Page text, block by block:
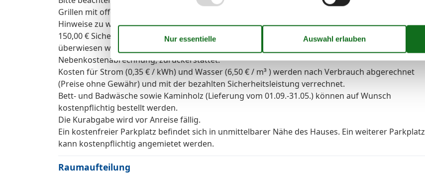
Grillen mit offenem Feuer nicht gestattet.
Hinweise zu weiteren Kosten und Gebühren:
150,00 € Sicherheitsleistung (über Silvester 200,- €) wird im Voraus fällig und muss mit der Miete
überwiesen werden. Die Sicherheitsleistung wird nach Abreise, abzüglich der
Nebenkostenabrechnung, zurückerstattet.
Kosten für Strom (0,35 € / kWh) und Wasser (6,50 € / m³ ) werden nach Verbrauch abgerechnet
(Preise ohne Gewähr) und mit der bezahlten Sicherheitsleistung verrechnet.
Bett- und Badwäsche sowie Kaminholz (Lieferung vom 01.09.-31.05.) können auf Wunsch
kostenpflichtig bestellt werden.
Die Kurabgabe wird vor Anreise fällig.
Ein kostenfreier Parkplatz befindet sich in unmittelbarer Nähe des Hauses. Ein weiterer Parkplatz
kann kostenpflichtig angemietet werden.
Raumaufteilung